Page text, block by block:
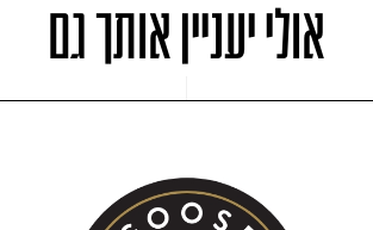
אולי יעניין אותך גם